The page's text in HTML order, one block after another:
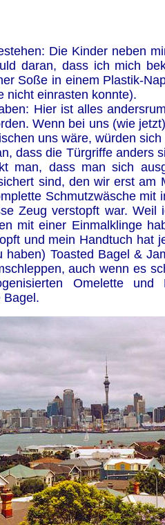
Die Kinder neben
daran, dass ich mich
Soße in einem Plastik-
nicht einrasten konnte).
Hier ist alles
Wenn bei uns (wie
uns wäre, würden
dass die Türgriffe anders
man, dass man sich
sind, den wir erst
Schmutzwäsche
Zeug verstopft war.
mit einer Einmalklinge
und mein Handtuch hat
Toasted Bagel &
auch wenn es
Omelette
Bagel.